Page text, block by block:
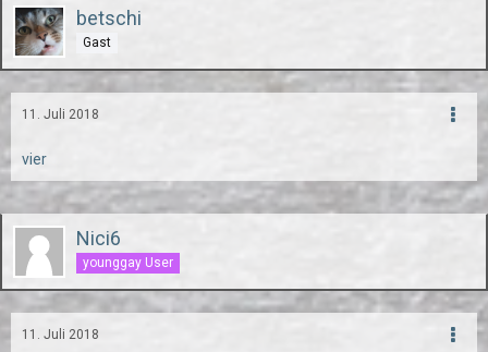
betschi
Gast
11. Juli 2018
vier
Nici6
younggay User
11. Juli 2018